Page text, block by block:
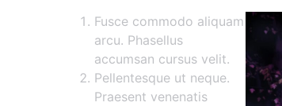
Fusce commodo aliquam
arcu. Phasellus
accumsan cursus velit.
Pellentesque ut neque.
Praesent venenatis